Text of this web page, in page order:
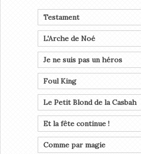
Testament
L'Arche de Noé
Je ne suis pas un héros
Foul King
Le Petit Blond de la Casbah
Et la fête continue !
Comme par magie